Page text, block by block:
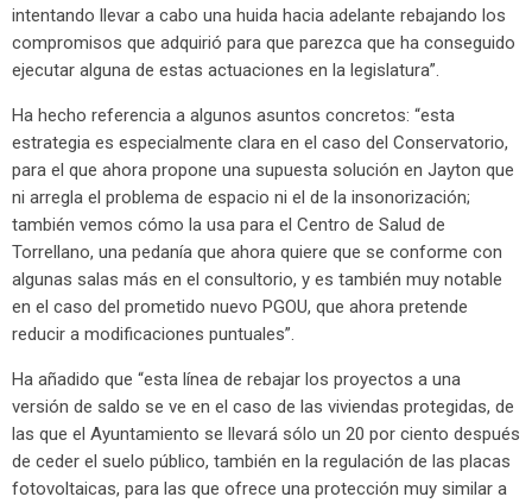
intentando llevar a cabo una huida hacia adelante rebajando los
compromisos que adquirió para que parezca que ha conseguido
ejecutar alguna de estas actuaciones en la legislatura”.
Ha hecho referencia a algunos asuntos concretos: “esta
estrategia es especialmente clara en el caso del Conservatorio,
para el que ahora propone una supuesta solución en Jayton que
ni arregla el problema de espacio ni el de la insonorización;
también vemos cómo la usa para el Centro de Salud de
Torrellano, una pedanía que ahora quiere que se conforme con
algunas salas más en el consultorio, y es también muy notable
en el caso del prometido nuevo PGOU, que ahora pretende
reducir a modificaciones puntuales”.
Ha añadido que “esta línea de rebajar los proyectos a una
versión de saldo se ve en el caso de las viviendas protegidas, de
las que el Ayuntamiento se llevará sólo un 20 por ciento después
de ceder el suelo público, también en la regulación de las placas
fotovoltaicas, para las que ofrece una protección muy similar a